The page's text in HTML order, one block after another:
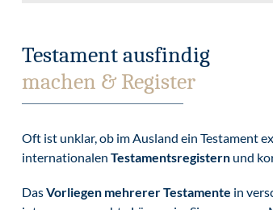
Testament ausfindig
machen & Register
Oft ist unklar, ob im Ausland ein Testament
internationalen Testamentsregistern und
DasVorliegen mehrerer Testamente in